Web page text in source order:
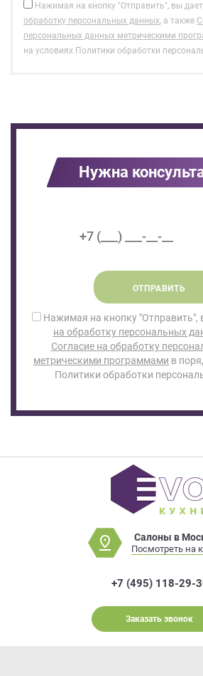
Нажимая на кнопку "Отправить", вы
обработку персональных данных, а также
персональных данных метрическими
на условиях Политики обработки
Нужна
ОТПРАВИТЬ
Нажимая на кнопку "Отправить",
на обработку персональных
Согласие на обработку
метрическими программами в
Политики обработки
Салоны в
Посмотреть на
+7 (495) 118-29-
Заказать звонок